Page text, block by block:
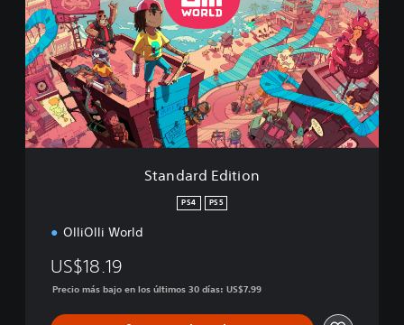
n
d
a
r
d
E
d
i
t
Standard Edition
PS4 PS5
OlliOlli World
US$18.19
Precio más bajo en los últimos 30 días: US$7.99